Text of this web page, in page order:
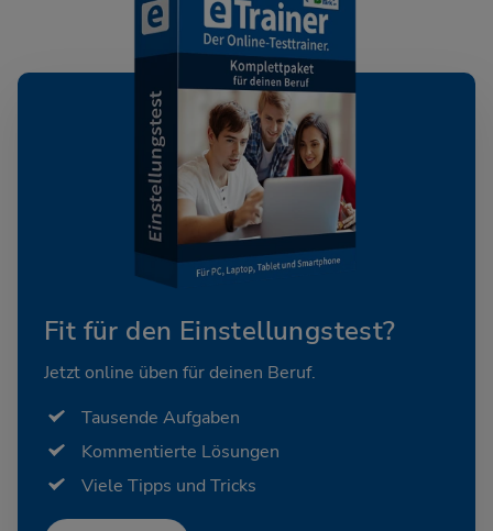
Fit für den Einstellungstest?
Jetzt online üben für deinen Beruf.
Tausende Aufgaben
Kommentierte Lösungen
Viele Tipps und Tricks